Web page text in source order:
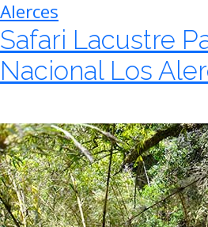
Alerces
Safari Lacustre
Nacional Los